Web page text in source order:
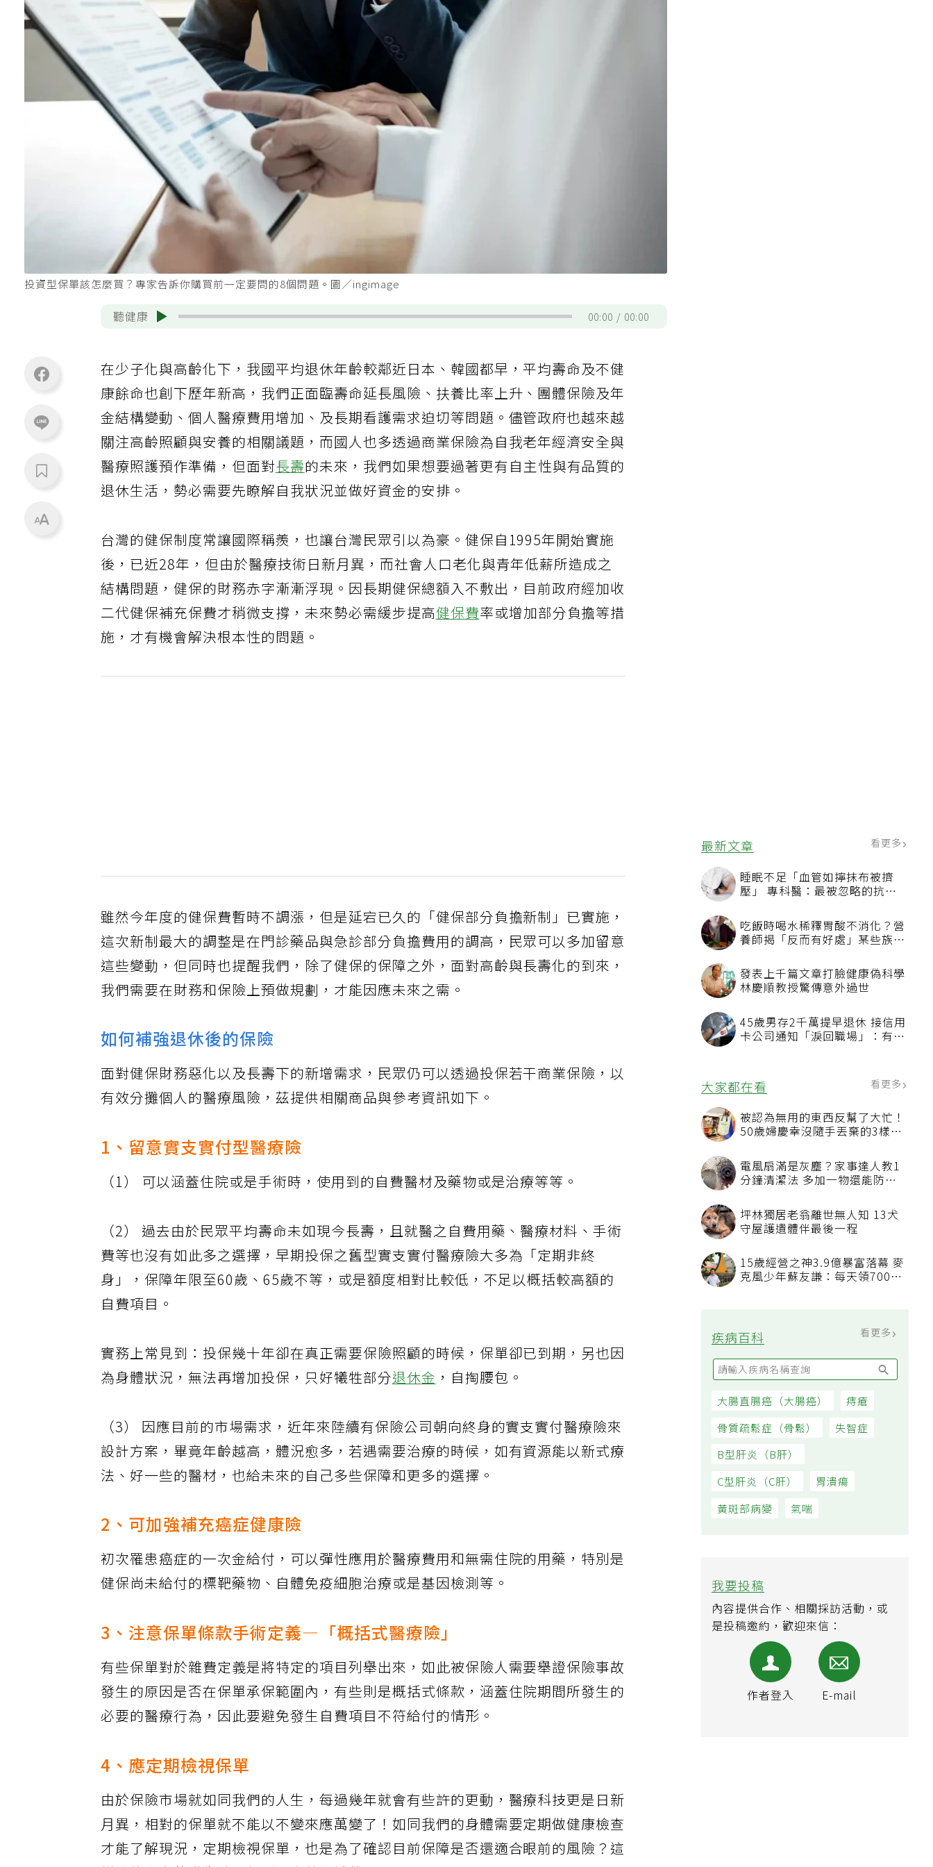
最新文章 看更多
睡眠不足「血管如擰抹布被擠
壓」 專科醫：最被忽略的抗老
吃飯時喝水稀釋胃酸不消化？營
養師揭「反而有好處」某些族群
發表上千篇文章打臉健康偽科學
林慶順教授驚傳意外過世
45歲男存2千萬提早退休 接信用
卡公司通知「淚回職場」：有錢
大家都在看 看更多
被認為無用的東西反幫了大忙！
50歲婦慶幸沒隨手丟棄的3樣物
電風扇滿是灰塵？家事達人教1
分鐘清潔法 多加一物還能防髒
坪林獨居老翁離世無人知 13犬
守屋護遺體伴最後一程
15歲經營之神3.9億暴富落幕 麥
克風少年蘇友謙：每天領700元
疾病百科
大腸直腸癌（大腸癌） 痔瘡
骨質疏鬆症（骨鬆） 失智症
B型肝炎（B肝）
C型肝炎（C肝）
黃斑部病變
我要投稿
內容提供合作、相關採訪活動，或
投資型保單該怎麼買？專家告訴你購買前一定要問的8個問題。圖／ingimage
聽健康 00:00 00:00
在少子化與高齡化下，我國平均退休年齡較鄰近日本、韓國都早，平均壽命及不健
康餘命也創下歷年新高，我們正面臨壽命延長風險、扶養比率上升、團體保險及年
金結構變動、個人醫療費用增加、及長期看護需求迫切等問題。儘管政府也越來越
關注高齡照顧與安養的相關議題，而國人也多透過商業保險為自我老年經濟安全與
醫療照護預作準備，但面對長壽的未來，我們如果想要過著更有自主性與有品質的
退休生活，勢必需要先瞭解自我狀況並做好資金的安排。
台灣的健保制度常讓國際稱羨，也讓台灣民眾引以為豪。健保自1995年開始實施
後，已近28年，但由於醫療技術日新月異，而社會人口老化與青年低薪所造成之
結構問題，健保的財務赤字漸漸浮現。因長期健保總額入不敷出，目前政府經加收
二代健保補充保費才稍微支撐，未來勢必需緩步提高健保費率或增加部分負擔等措
施，才有機會解決根本性的問題。
雖然今年度的健保費暫時不調漲，但是延宕已久的「健保部分負擔新制」已實施，
這次新制最大的調整是在門診藥品與急診部分負擔費用的調高，民眾可以多加留意
這些變動，但同時也提醒我們，除了健保的保障之外，面對高齡與長壽化的到來，
我們需要在財務和保險上預做規劃，才能因應未來之需。
如何補強退休後的保險
面對健保財務惡化以及長壽下的新增需求，民眾仍可以透過投保若干商業保險，以
有效分攤個人的醫療風險，茲提供相關商品與參考資訊如下。
1、留意實支實付型醫療險
（1） 可以涵蓋住院或是手術時，使用到的自費醫材及藥物或是治療等等。
（2） 過去由於民眾平均壽命未如現今長壽，且就醫之自費用藥、醫療材料、手術
費等也沒有如此多之選擇，早期投保之舊型實支實付醫療險大多為「定期非終
身」，保障年限至60歲、65歲不等，或是額度相對比較低，不足以概括較高額的
自費項目。
實務上常見到：投保幾十年卻在真正需要保險照顧的時候，保單卻已到期，另也因
為身體狀況，無法再增加投保，只好犧牲部分退休金 ，自掏腰包。
（3） 因應目前的市場需求，近年來陸續有保險公司朝向終身的實支實付醫療險來
設計方案，畢竟年齡越高，體況愈多，若遇需要治療的時候，如有資源能以新式療
法、好一些的醫材，也給未來的自己多些保障和更多的選擇。
2、可加強補充癌症健康險
初次罹患癌症的一次金給付，可以彈性應用於醫療費用和無需住院的用藥，特別是
健保尚未給付的標靶藥物、自體免疫細胞治療或是基因檢測等。
3、注意保單條款手術定義—「概括式醫療險」
有些保單對於雜費定義是將特定的項目列舉出來，如此被保險人需要舉證保險事故
發生的原因是否在保單承保範圍內，有些則是概括式條款，涵蓋住院期間所發生的
必要的醫療行為，因此要避免發生自費項目不符給付的情形。
4、應定期檢視保單
由於保險市場就如同我們的人生，每過幾年就會有些許的更動，醫療科技更是日新
月異，相對的保單就不能以不變來應萬變了！如同我們的身體需要定期做健康檢查
才能了解現況，定期檢視保單，也是為了確認目前保障是否還適合眼前的風險？這